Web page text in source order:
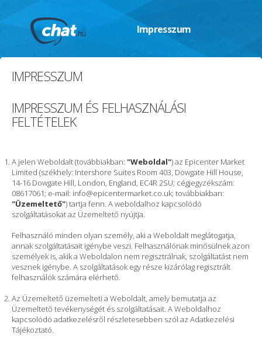
Impresszum
IMPRESSZUM
IMPRESSZUM ÉS FELHASZNÁLÁSI
FELTÉTELEK
A jelen Weboldalt (továbbiakban: "Weboldal") az Epicenter Market
Limited (székhely: Intershore Suites Room 403, Dowgate Hill House,
14-16 Dowgate Hill, London, England, EC4R 2SU; cégjegyzékszám:
08617061; e-mail: info@epicentermarket.co.uk; továbbiakban:
"Üzemeltető") tartja fenn. A weboldalhoz kapcsolódó
szolgáltatásokat az Üzemeltető nyújtja.
Felhasználó minden olyan személy, aki a Weboldalt meglátogatja,
annak szolgáltatásait igénybe veszi. Felhasználónak minősülnek azon
személyek is, akik a Weboldalon nem regisztrálnak, szolgáltatást nem
vesznek igénybe. A szolgáltatások egy része kizárólag regisztrált
felhasználók számára elérhető.
Az Üzemeltető üzemelteti a Weboldalt, amely bemutatja az
Üzemeltető tevékenységét és szolgáltatásait. A Weboldalhoz
kapcsolódó adatkezelésről részletesebben szól az Adatkezelési
Tájékoztató.